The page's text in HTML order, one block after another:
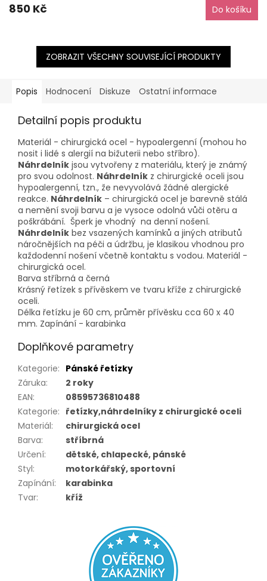
850 Kč Do košíku
ZOBRAZIT VŠECHNY SOUVISEJÍCÍ PRODUKTY
Popis Hodnocení Diskuze Ostatní informace
Detailní popis produktu
Materiál - chirurgická ocel - hypoalergenní (mohou ho
nosit i lidé s alergií na bižuterii nebo stříbro).
Náhrdelník jsou vytvořeny z materiálu, který je známý
pro svou odolnost. Náhrdelník z chirurgické oceli jsou
hypoalergenní, tzn., že nevyvolává žádné alergické
reakce. Náhrdelník – chirurgická ocel je barevně stálá
a nemění svoji barvu a je vysoce odolná vůči otěru a
poškrábání. Šperk je vhodný na denní nošení.
Náhrdelník bez vsazených kamínků a jiných atributů
náročnějších na péči a údržbu, je klasikou vhodnou pro
každodenní nošení včetně kontaktu s vodou. Materiál -
chirurgická ocel.
Barva stříbrná a černá
Krásný řetízek s přívěskem ve tvaru kříže z chirurgické
oceli.
Délka řetízku je 60 cm, průměr přívěsku cca 60 x 40
mm. Zapínání - karabinka
Doplňkové parametry
Kategorie: Pánské řetízky
Záruka:
2 roky
EAN:
08595736810488
Kategorie: řetízky,náhrdelníky z chirurgické oceli
Materiál:
chirurgická ocel
Barva:
stříbrná
Určení:
dětské, chlapecké, pánské
Styl:
motorkářský, sportovní
Zapínání:
karabinka
Tvar: kříž